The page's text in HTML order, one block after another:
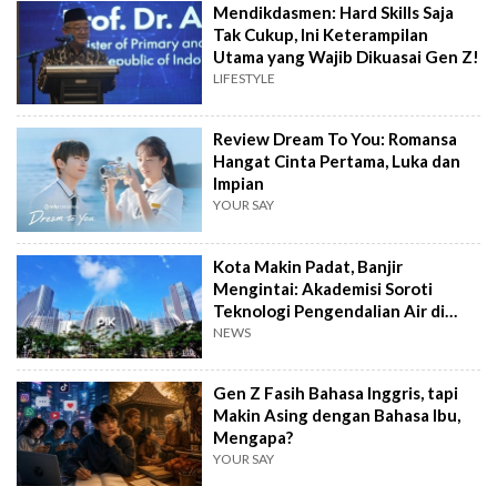
Mendikdasmen: Hard Skills Saja
Tak Cukup, Ini Keterampilan
Utama yang Wajib Dikuasai Gen Z!
LIFESTYLE
Review Dream To You: Romansa
Hangat Cinta Pertama, Luka dan
Impian
YOUR SAY
Kota Makin Padat, Banjir
Mengintai: Akademisi Soroti
Teknologi Pengendalian Air di
PIK2
NEWS
Gen Z Fasih Bahasa Inggris, tapi
Makin Asing dengan Bahasa Ibu,
Mengapa?
YOUR SAY